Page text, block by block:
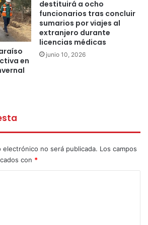
de la gestión 2016-2020 por parte
municipal y alcalde saliente.
impresa. Al mismo tiempo,
le hizo entrega de un presente
escudo comunal elaborado en
de acuerdo sin esperar la
Rodrigo Mundaca (Gobernador
Vilches (Constituyente Electa
Mena, (Presbítero Petorca),
Policia Local), Cesar Marchant
en
destituirá a ocho
funcionarios tras concluir
sumarios por viajes al
extranjero durante
licencias médicas
junio 10, 2026
no será publicada. Los campos
con *